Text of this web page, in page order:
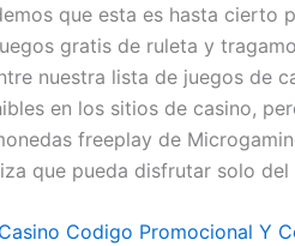
que esta es hasta cierto
gratis de ruleta y
nuestra lista de juegos de
en los sitios de casino,
freeplay de
que pueda disfrutar solo
Codigo Promocional Y